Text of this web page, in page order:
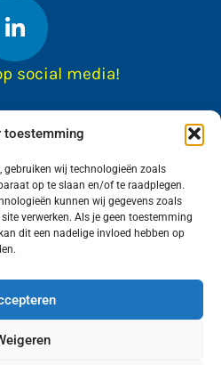
toestemming
gebruiken wij technologieën zoals
op te slaan en/of te raadplegen.
kunnen wij gegevens zoals
verwerken. Als je geen toestemming
dit een nadelige invloed hebben op
social media!
verzorgen het nieuws
Met als hoofdplaats